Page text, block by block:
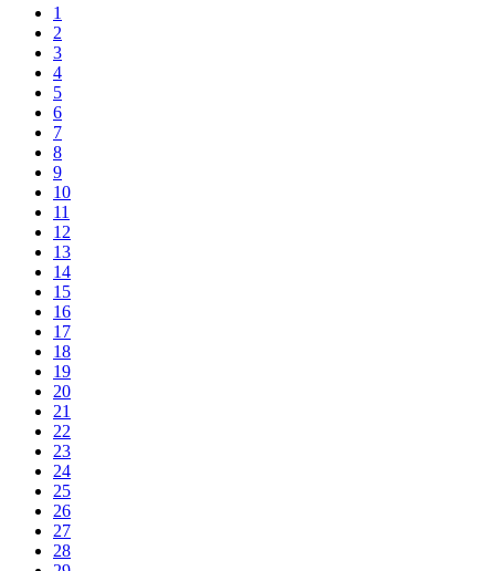
1
2
3
4
5
6
7
8
9
10
11
12
13
14
15
16
17
18
19
20
21
22
23
24
25
26
27
28